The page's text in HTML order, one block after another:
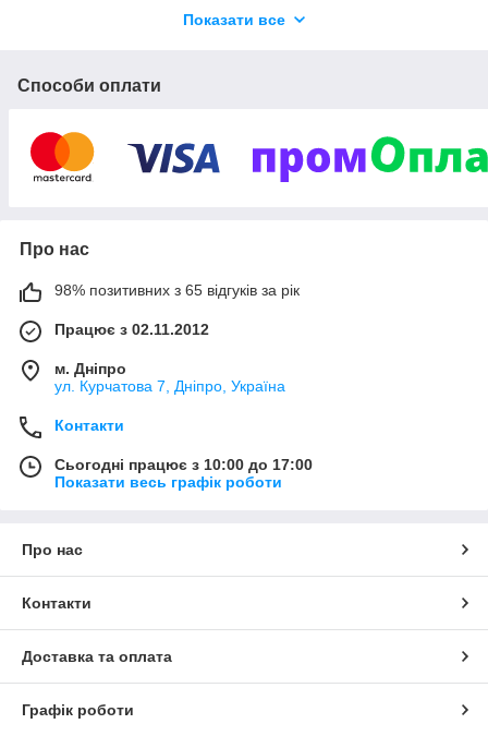
Всі товари в наявності, відправляємо в день
доставляємо безкоштовно по всій території України.
Діють гнучкі умови оплати. Надаємо професійні
Відкрити каталог
Найбільш затребувані групи товарів
Показати все
Способи оплати
Про нас
98% позитивних з 65 відгуків за рік
Працює з 02.11.2012
м. Дніпро
ул. Курчатова 7, Дніпро, Україна
Контакти
Сьогодні працює з 10:00 до 17:00
Показати весь графік роботи
Про нас
Контакти
Доставка та оплата
Графік роботи